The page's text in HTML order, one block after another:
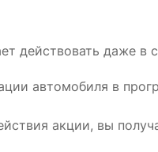
действовать даже в
автомобиля в
акции, вы